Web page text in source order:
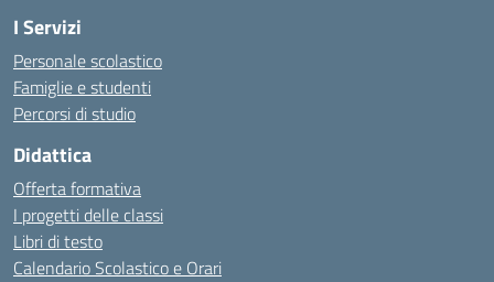
I Servizi
Personale scolastico
Famiglie e studenti
Percorsi di studio
Didattica
Offerta formativa
I progetti delle classi
Libri di testo
Calendario Scolastico e Orari